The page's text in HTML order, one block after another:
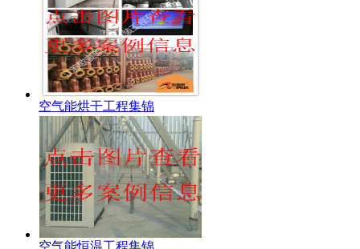
空气能烘干工程集锦